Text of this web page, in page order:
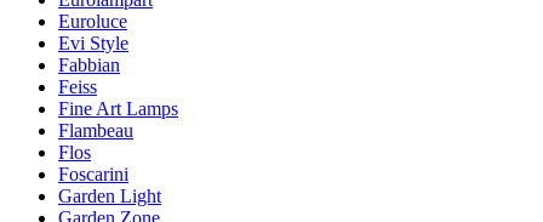
Euroluce
Evi Style
Fabbian
Feiss
Fine Art Lamps
Flambeau
Flos
Foscarini
Garden Light
Garden Zone